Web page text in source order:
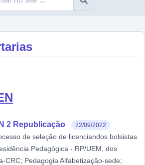
2 Republicação 22/09/2022
de seleção de licenciandos bolsistas
Pedagógica - RP/UEM, dos
CRC; Pedagogia Alfabetização-sede;